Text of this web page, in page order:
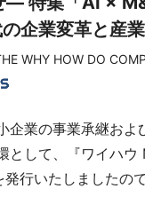
企業変革と産
WHY HOW DO
企業の事業承継およ
として、『ワイハウ
行いたしましたの